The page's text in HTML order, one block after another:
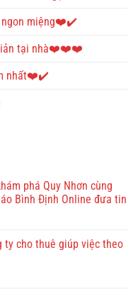
ngon miệng❤️✔️
giản tại nhà❤️❤️❤️
nhất❤️✔️
phá Quy Nhơn cùng
Bình Định Online đưa tin
ty cho thuê giúp việc theo